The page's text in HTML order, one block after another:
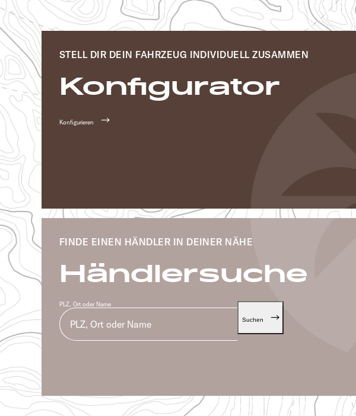
STELL DIR DEIN FAHRZEUG INDIVIDUELL ZUSAMMEN
Konfigurator
Konfigurieren
FINDE EINEN HÄNDLER IN DEINER NÄHE
Händlersuche
PLZ, Ort oder Name
Suchen